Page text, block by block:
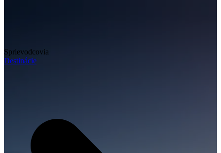
Sprievodcovia
Destinácie